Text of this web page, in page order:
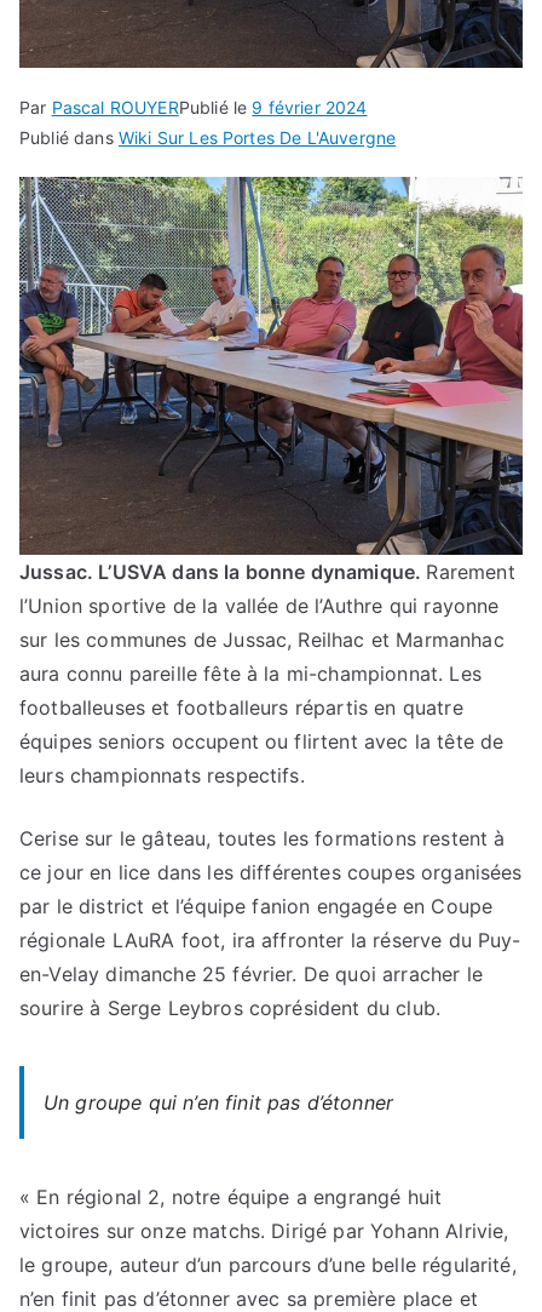
Par Pascal ROUYERPublié le 9 février 2024
Publié dans Wiki Sur Les Portes De L'Auvergne
Jussac. L’USVA dans la bonne dynamique. Rarement
l’Union sportive de la vallée de l’Authre qui rayonne
sur les communes de Jussac, Reilhac et Marmanhac
aura connu pareille fête à la mi-championnat. Les
footballeuses et footballeurs répartis en quatre
équipes seniors occupent ou flirtent avec la tête de
leurs championnats respectifs.
Cerise sur le gâteau, toutes les formations restent à
ce jour en lice dans les différentes coupes organisées
par le district et l’équipe fanion engagée en Coupe
régionale LAuRA foot, ira affronter la réserve du Puy-
en-Velay dimanche 25 février. De quoi arracher le
sourire à Serge Leybros coprésident du club.
Un groupe qui n’en finit pas d’étonner
« En régional 2, notre équipe a engrangé huit
victoires sur onze matchs. Dirigé par Yohann Alrivie,
le groupe, auteur d’un parcours d’une belle régularité,
n’en finit pas d’étonner avec sa première place et